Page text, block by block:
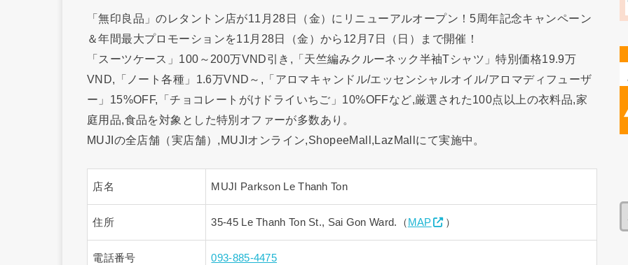
「無印良品」のレタントン店が11月28日（金）にリニューアルオープン！5周年記念キャンペーン
＆年間最大プロモーションを11月28日（金）から12月7日（日）まで開催！
「スーツケース」100～200万VND引き,「天竺編みクルーネック半袖Tシャツ」特別価格19.9万
VND,「ノート各種」1.6万VND～,「アロマキャンドル/エッセンシャルオイル/アロマディフューザ
ー」15%OFF,「チョコレートがけドライいちご」10%OFFなど,厳選された100点以上の衣料品,家
庭用品,食品を対象とした特別オファーが多数あり。
MUJIの全店舗（実店舗）,MUJIオンライン,ShopeeMall,LazMallにて実施中。
店名 MUJI Parkson Le Thanh Ton
住所 35-45 Le Thanh Ton St., Sai Gon Ward.（ MAP ）
電話番号 093-885-4475